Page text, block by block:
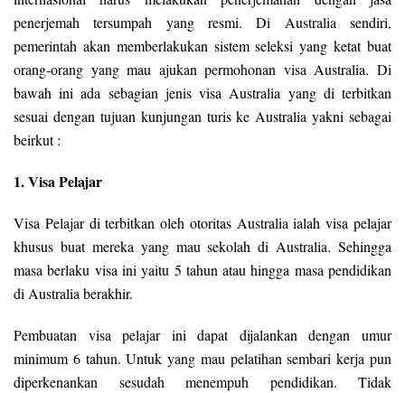
penerjemah tersumpah yang resmi. Di Australia sendiri,
pemerintah akan memberlakukan sistem seleksi yang ketat buat
orang-orang yang mau ajukan permohonan visa Australia. Di
bawah ini ada sebagian jenis visa Australia yang di terbitkan
sesuai dengan tujuan kunjungan turis ke Australia yakni sebagai
beirkut :
1. Visa Pelajar
Visa Pelajar di terbitkan oleh otoritas Australia ialah visa pelajar
khusus buat mereka yang mau sekolah di Australia. Sehingga
masa berlaku visa ini yaitu 5 tahun atau hingga masa pendidikan
di Australia berakhir.
Pembuatan visa pelajar ini dapat dijalankan dengan umur
minimum 6 tahun. Untuk yang mau pelatihan sembari kerja pun
diperkenankan sesudah menempuh pendidikan. Tidak